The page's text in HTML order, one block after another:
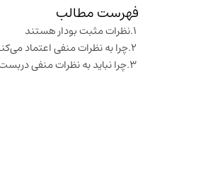
فهرست مطالب
نظرات مثبت بودار هستند
چرا به نظرات منفی اعتماد
چرا نباید به نظرات منفی